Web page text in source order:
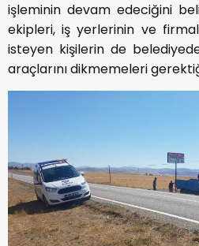
işleminin devam edeciğini
ekipleri, iş yerlerinin ve
isteyen kişilerin de
araçlarını dikmemeleri